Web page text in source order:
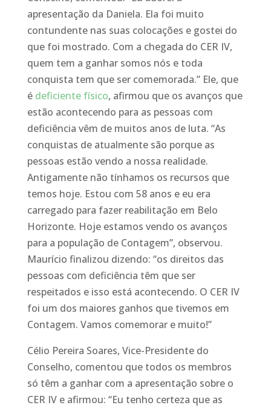
apresentação da Daniela. Ela foi muito
contundente nas suas colocações e gostei do
que foi mostrado. Com a chegada do CER IV,
quem tem a ganhar somos nós e toda
conquista tem que ser comemorada.” Ele, que
é deficiente físico, afirmou que os avanços que
estão acontecendo para as pessoas com
deficiência vêm de muitos anos de luta. “As
conquistas de atualmente são porque as
pessoas estão vendo a nossa realidade.
Antigamente não tínhamos os recursos que
temos hoje. Estou com 58 anos e eu era
carregado para fazer reabilitação em Belo
Horizonte. Hoje estamos vendo os avanços
para a população de Contagem”, observou.
Maurício finalizou dizendo: “os direitos das
pessoas com deficiência têm que ser
respeitados e isso está acontecendo. O CER IV
foi um dos maiores ganhos que tivemos em
Contagem. Vamos comemorar e muito!”
Célio Pereira Soares, Vice-Presidente do
Conselho, comentou que todos os membros
só têm a ganhar com a apresentação sobre o
CER IV e afirmou: “Eu tenho certeza que as